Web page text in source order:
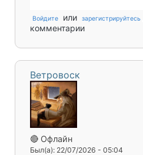
Войдите или зарегистрируйтесь
комментарии
Ветровоск
🔴 Офлайн
Был(а): 22/07/2026 - 05:04